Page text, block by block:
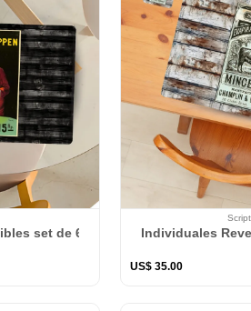
set de 6 rectangular 41*27 cm + 6
Individuales
US$ 35.00